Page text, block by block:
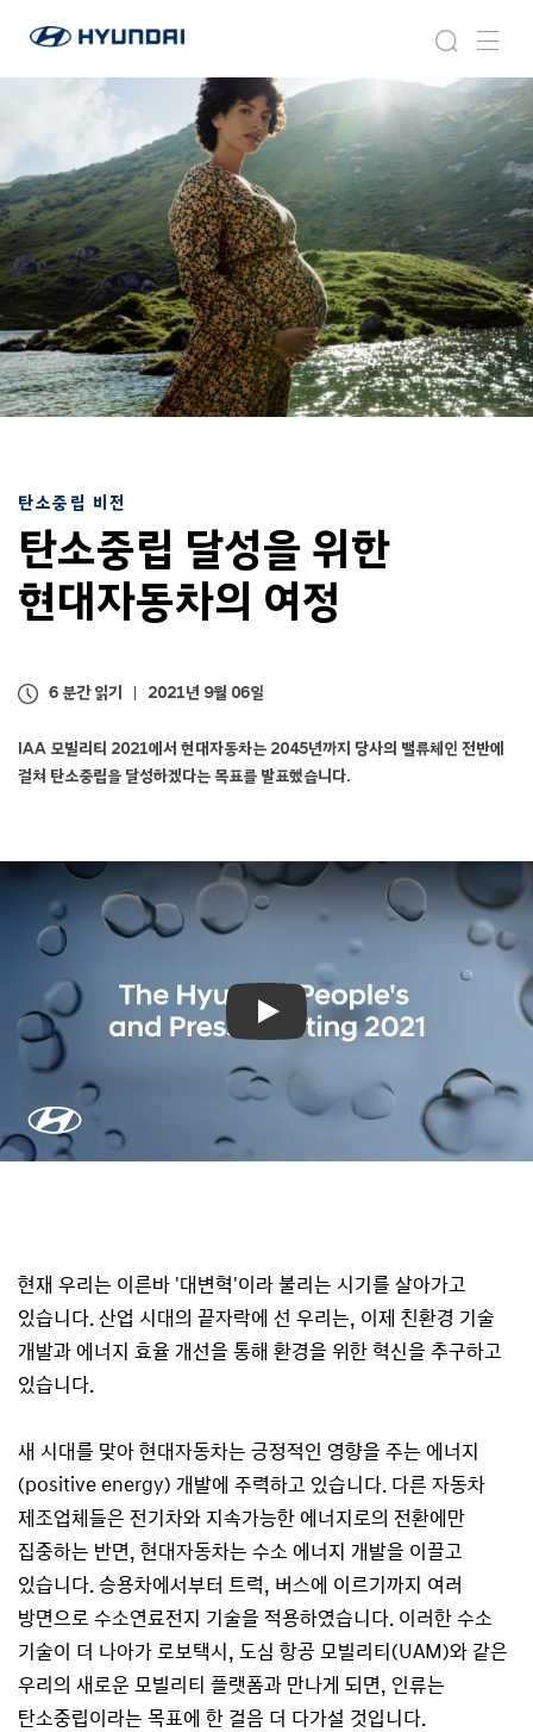
지
전
자
동
차
월
드
와
이
드
글
로
벌
네
비
게
검
색
메
뉴
탄소중립 비전
탄소중립 달성을 위한
현대자동차의 여정
6 분간 읽기 2021년 9월 06일
IAA 모빌리티 2021에서 현대자동차는 2045년까지 당사의 밸류체인 전반에
걸쳐 탄소중립을 달성하겠다는 목표를 발표했습니다.
Play
현재 우리는 이른바 '대변혁'이라 불리는 시기를 살아가고
있습니다. 산업 시대의 끝자락에 선 우리는, 이제 친환경 기술
개발과 에너지 효율 개선을 통해 환경을 위한 혁신을 추구하고
있습니다.
새 시대를 맞아 현대자동차는 긍정적인 영향을 주는 에너지
(positive energy) 개발에 주력하고 있습니다. 다른 자동차
제조업체들은 전기차와 지속가능한 에너지로의 전환에만
집중하는 반면, 현대자동차는 수소 에너지 개발을 이끌고
있습니다. 승용차에서부터 트럭, 버스에 이르기까지 여러
방면으로 수소연료전지 기술을 적용하였습니다. 이러한 수소
기술이 더 나아가 로보택시, 도심 항공 모빌리티(UAM)와 같은
우리의 새로운 모빌리티 플랫폼과 만나게 되면, 인류는
탄소중립이라는 목표에 한 걸음 더 다가설 것입니다.